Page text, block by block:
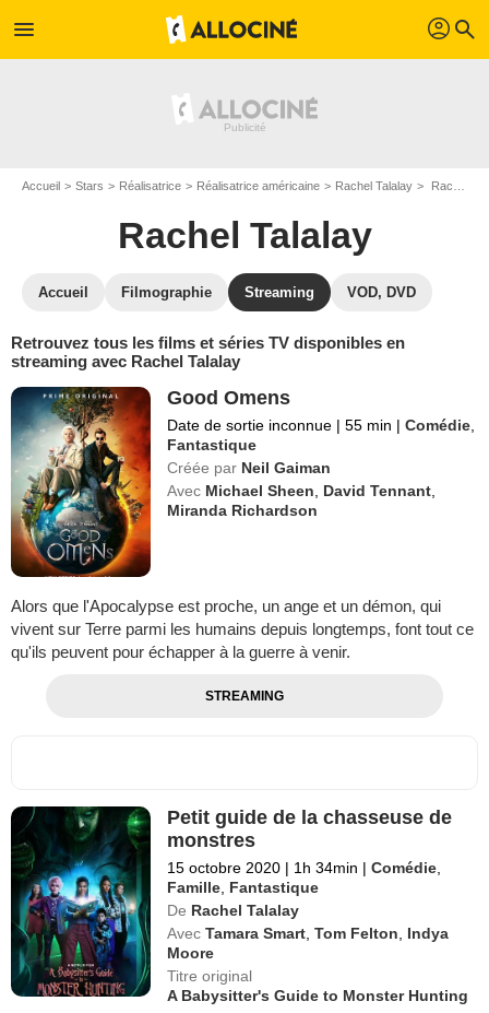
menu profil search
Accueil Stars Réalisatrice Réalisatrice américaine Rachel Talalay Rachel Talalay : Films et séries online
Rachel Talalay
Accueil Filmographie Streaming VOD, DVD
Retrouvez tous les films et séries TV disponibles en
streaming avec Rachel Talalay
Good Omens
Date de sortie inconnue | 55 min | Comédie
Fantastique
Créée par Neil Gaiman
Avec Michael Sheen David Tennant
Miranda Richardson
Alors que l'Apocalypse est proche, un ange et un démon, qui
vivent sur Terre parmi les humains depuis longtemps, font tout ce
qu'ils peuvent pour échapper à la guerre à venir.
STREAMING
Petit guide de la chasseuse de
monstres
15 octobre 2020 | 1h 34min | Comédie
Famille Fantastique
De Rachel Talalay
Avec Tamara Smart ,Tom Felton
Indya
Moore
Titre original
A Babysitter's Guide to Monster Hunting